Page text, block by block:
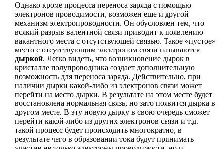
Однако кроме процесса переноса заряда с помощью
электронов проводимости, возможен еще и другой
механизм электропроводности. Он обусловлен тем, что
всякий разрыв валентной связи приводит к появлению
вакантного места с отсутствующей связью. Такое «пустое»
место с отсутствующим электроном связи называются
дыркой. Легко видеть, что возникновение дырок в
кристалле полупроводника создает дополнительную
возможность для переноса заряда. Действительно, при
наличии дырки какой-либо из электронов связи может
перейти на место дырки. В результате на этом месте будет
восстановлена нормальная связь, но зато появится дырка в
другом месте. В эту новую дырку в свою очередь сможет
перейти какой-либо из других электронов связи и т.д.
такой процесс будет происходить многократно, в
результате чего в образовании тока будут принимать